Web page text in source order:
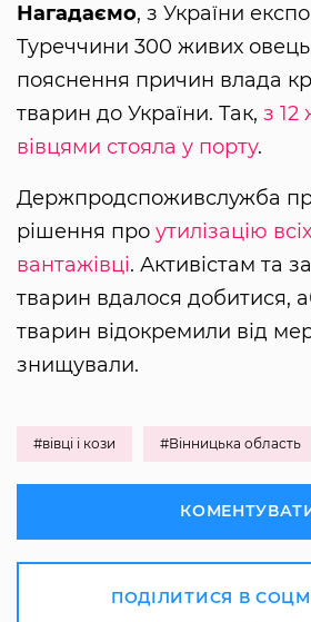
Нагадаємо, з України
Туреччини 300 живих
пояснення причин влада
тварин до України. Так, з 12
вівцями стояла у порту.
Держпродспоживслужба
рішення про утилізацію
вантажівці. Активістам та
тварин вдалося добитися,
тварин відокремили від
знищували.
#вівці і кози #Вінницька область
ПОДІЛИТИСЯ В